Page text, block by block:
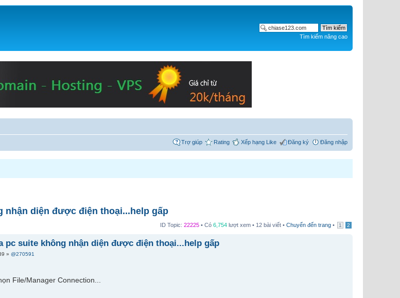
Tìm kiếm nâng cao
Trợ giúp Rating Xếp hạng Like Đăng ký Đăng nhập
nhận diện được điện thoại...help gấp
ID Topic: 22225 • Có 6,754 lượt xem • 12 bài viết • Chuyển đến trang • 1 2
pc suite không nhận diện được điện thoại...help gấp
»@270591
File/Manager Connection...